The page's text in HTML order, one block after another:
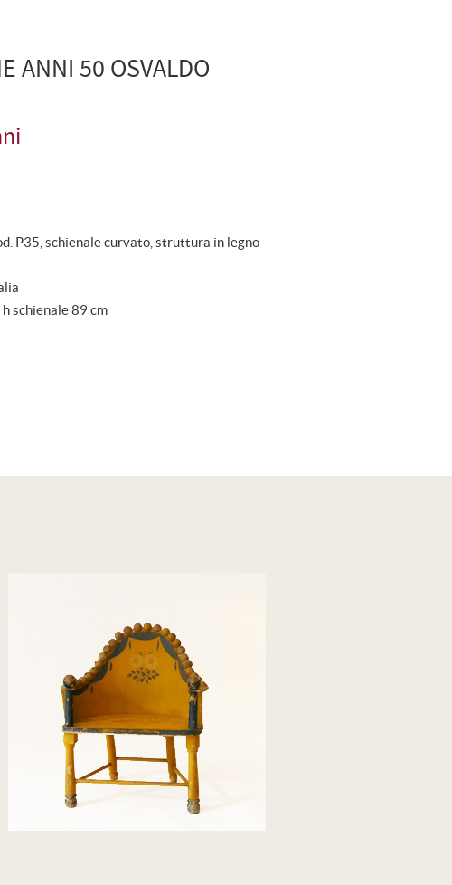
ANNI 50 OSVALDO
P35, schienale curvato, struttura in legno
schienale 89 cm